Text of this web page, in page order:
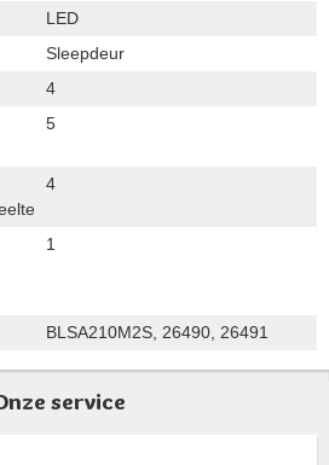
LED
Sleepdeur
4
5
4
1
BLSA210M2S, 26490, 26491
service